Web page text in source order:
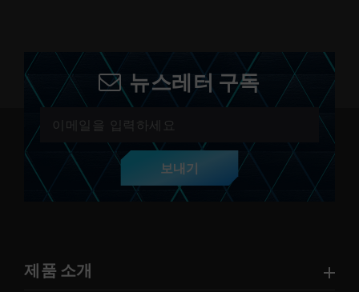
뉴스레터 구독
보내기
제품 소개